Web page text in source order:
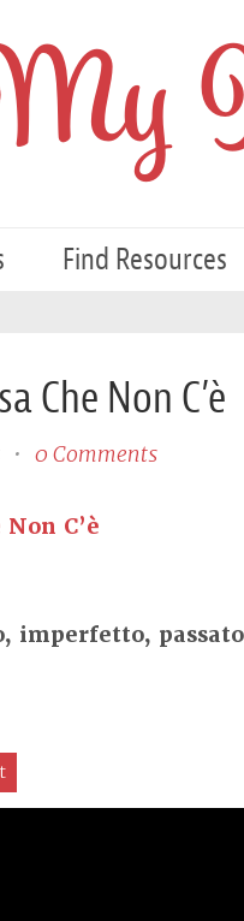
Find Resources
Che Non C’è
• 0 Comments
C’è
imperfetto,